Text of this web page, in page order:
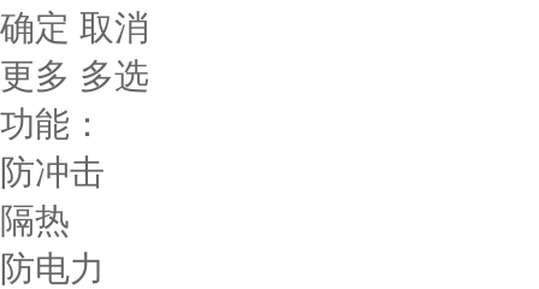
确定 取消
更多 多选
功能：
防冲击
隔热
防电力